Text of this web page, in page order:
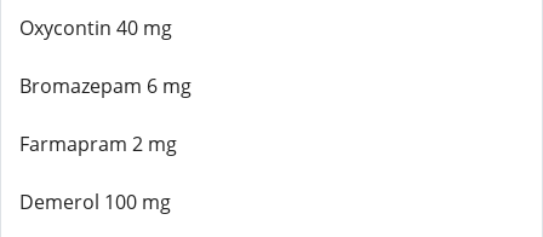
Oxycontin 40 mg
Bromazepam 6 mg
Farmapram 2 mg
Demerol 100 mg